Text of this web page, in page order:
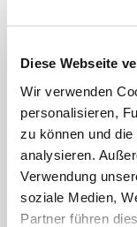
Diese Webseite
Wir verwenden
personalisieren,
zu können und
analysieren.
Verwendung
soziale Medien,
Partner führen
ANZAHL